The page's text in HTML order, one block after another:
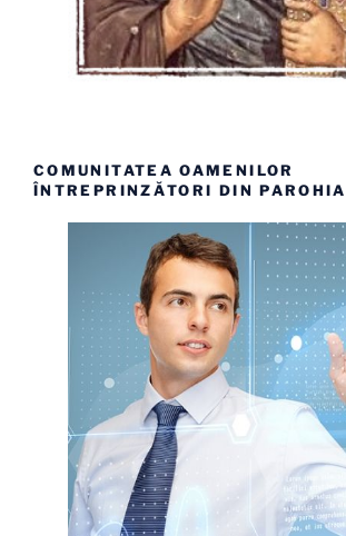
COMUNITATEA OAMENILOR
ÎNTREPRINZĂTORI DIN